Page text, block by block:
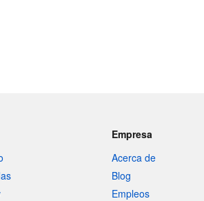
Empresa
Acerca de
Blog
Empleos